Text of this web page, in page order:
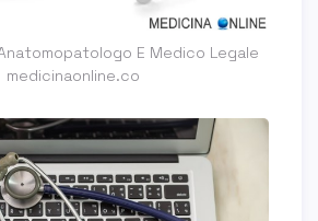
E Medico Legale
medicinaonline.co